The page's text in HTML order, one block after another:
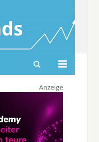
info.de